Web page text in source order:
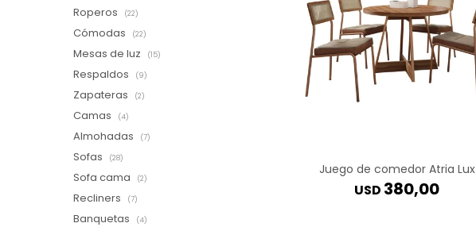
Juego de comedor Atria Lux
USD 380,00
Roperos (22)
Cómodas (22)
Mesas de luz (15)
Respaldos (9)
Zapateras (2)
Camas (4)
Almohadas (7)
Sofas (28)
Sofa cama (2)
Recliners (7)
Banquetas (4)